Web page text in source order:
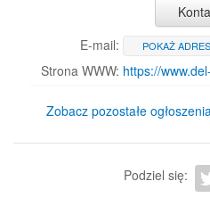
E-mail:
POKAŻ
Strona WWW: https://
Zobacz pozostałe
Podziel się: